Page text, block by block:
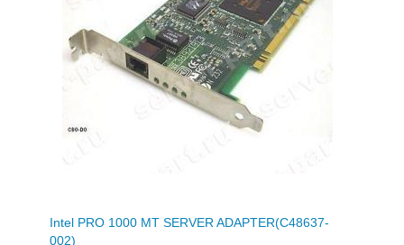
Intel PRO 1000 MT SERVER ADAPTER(C48637-
002)